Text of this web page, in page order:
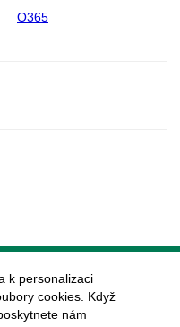
O365
k personalizaci
cookies. Když
nám